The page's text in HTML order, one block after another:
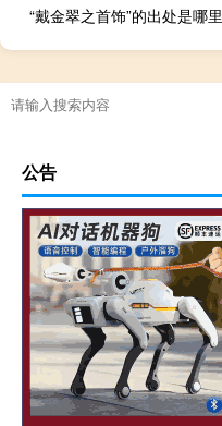
“戴金翠之首饰”的出处是哪里
公告